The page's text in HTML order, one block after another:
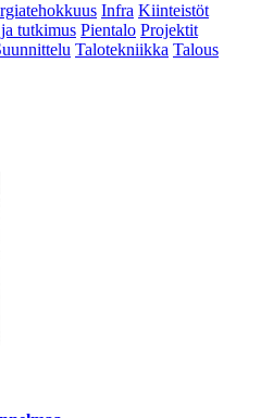
Infra Kiinteistöt
tutkimus Pientalo Projektit
Talotekniikka Talous